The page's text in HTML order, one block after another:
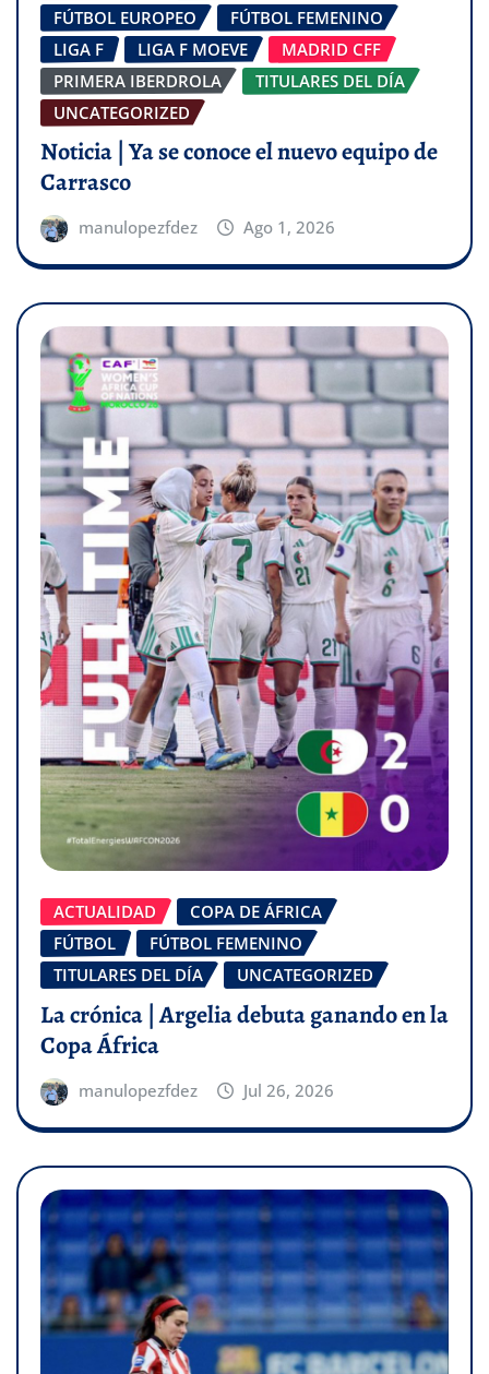
FÚTBOL EUROPEO
FÚTBOL FEMENINO
LIGA F
LIGA F MOEVE
MADRID CFF
PRIMERA IBERDROLA
TITULARES DEL DÍA
UNCATEGORIZED
Noticia | Ya se conoce el nuevo equipo de
Carrasco
manulopezfdez Ago 1, 2026
ACTUALIDAD
COPA DE ÁFRICA
FÚTBOL
FÚTBOL FEMENINO
TITULARES DEL DÍA
UNCATEGORIZED
La crónica | Argelia debuta ganando en la
Copa África
manulopezfdez Jul 26, 2026